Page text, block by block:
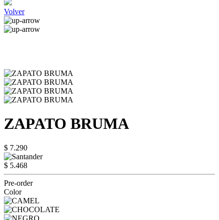
Volver
ZAPATO BRUMA
$ 7.290
$ 5.468
Pre-order
Color